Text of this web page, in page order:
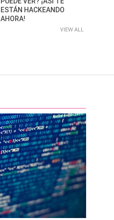
ESTÁN HACKEANDO
AHORA!
VIEW ALL